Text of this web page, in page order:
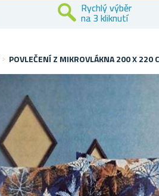
Rychlý výběr
na 3 kliknutí
POVLEČENÍ Z MIKROVLÁKNA 200 X 220